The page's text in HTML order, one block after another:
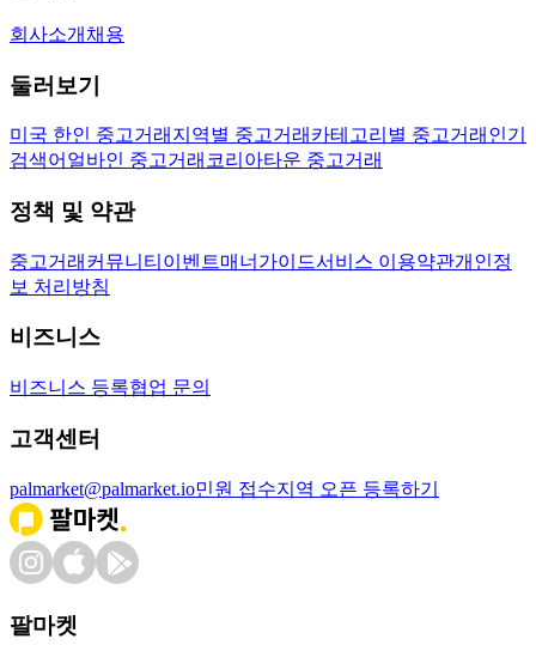
회사소개 채용
둘러보기
미국 한인 중고거래 지역별 중고거래 카테고리별 중고거래 인기
검색어 얼바인 중고거래 코리아타운 중고거래
정책 및 약관
중고거래 커뮤니티 이벤트매너가이드서비스 이용약관개인정
보 처리방침
비즈니스
비즈니스 등록협업 문의
고객센터
palmarket@palmarket.io민원 접수지역 오픈 등록하기
팔마켓